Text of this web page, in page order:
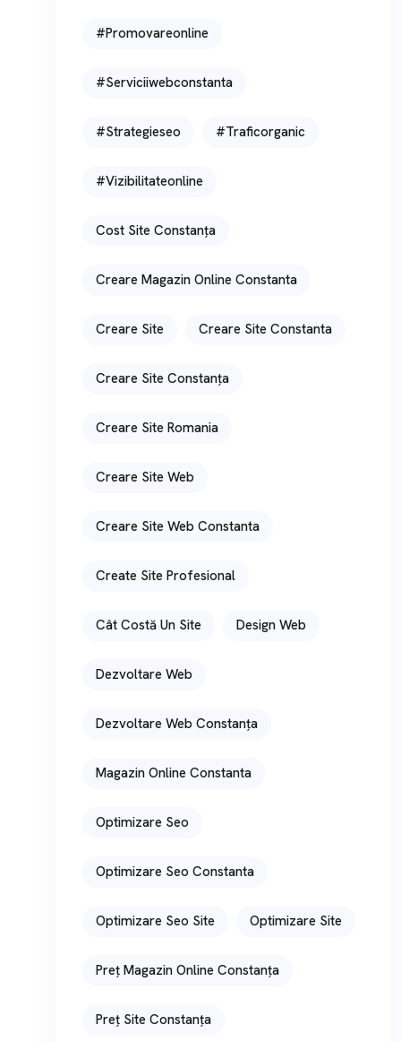
#promovareonline
#serviciiwebconstanta
#strategieseo #traficorganic
#vizibilitateonline
Cost Site Constanța
Creare Magazin Online Constanta
Creare Site Creare Site Constanta
Creare Site Constanța
Creare Site Romania
Creare Site Web
Creare Site Web Constanta
Create Site Profesional
Cât Costă Un Site Design Web
Dezvoltare Web
Dezvoltare Web Constanța
Magazin Online Constanta
Optimizare Seo
Optimizare Seo Constanta
Optimizare Seo Site Optimizare Site
Preț Magazin Online Constanța
Preț Site Constanța